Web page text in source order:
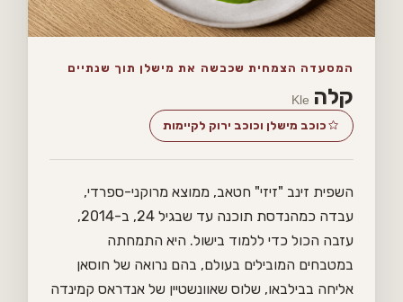
המסעדה הצמחית שכבשה את מישלן תוך שנתיים
קלה Kle
כוכב מישלן וכוכב ירוק לקיימות
השפית זינב "זיזי" חטאב, ממוצא מרוקני-ספרדי,
עבדה כמהנדסת תוכנה עד שבגיל 24, ב-2014,
עזבה הכול כדי ללמוד בישול. היא התמחתה
במטבחים המובילים בעולם, בהם נרואה של חוסאן
אליחה בבילבאו, שלוס שאוונשטיין של אנדראס קמינדה